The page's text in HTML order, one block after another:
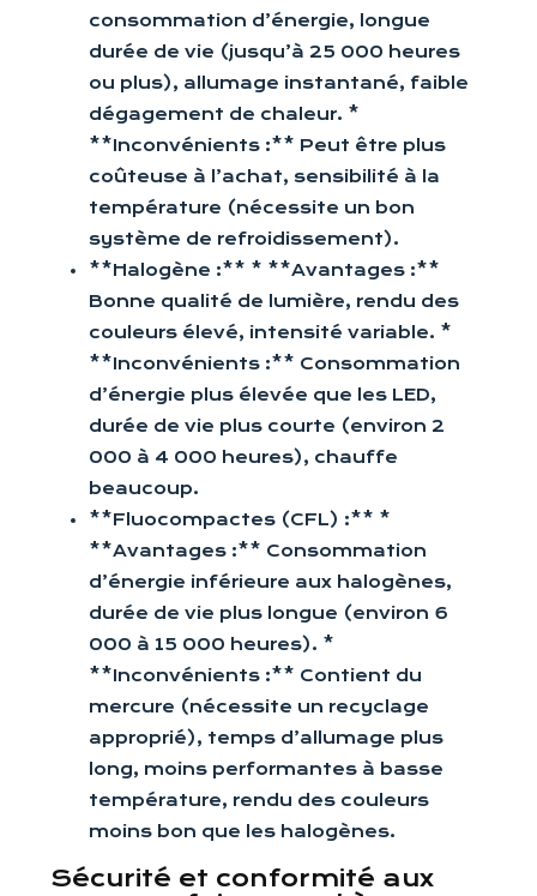
consommation d’énergie, longue
durée de vie (jusqu’à 25 000 heures
ou plus), allumage instantané, faible
dégagement de chaleur. *
**Inconvénients :** Peut être plus
coûteuse à l’achat, sensibilité à la
température (nécessite un bon
système de refroidissement).
**Halogène :** * **Avantages :**
Bonne qualité de lumière, rendu des
couleurs élevé, intensité variable. *
**Inconvénients :** Consommation
d’énergie plus élevée que les LED,
durée de vie plus courte (environ 2
000 à 4 000 heures), chauffe
beaucoup.
**Fluocompactes (CFL) :** *
**Avantages :** Consommation
d’énergie inférieure aux halogènes,
durée de vie plus longue (environ 6
000 à 15 000 heures). *
**Inconvénients :** Contient du
mercure (nécessite un recyclage
approprié), temps d’allumage plus
long, moins performantes à basse
température, rendu des couleurs
moins bon que les halogènes.
Sécurité et conformité aux